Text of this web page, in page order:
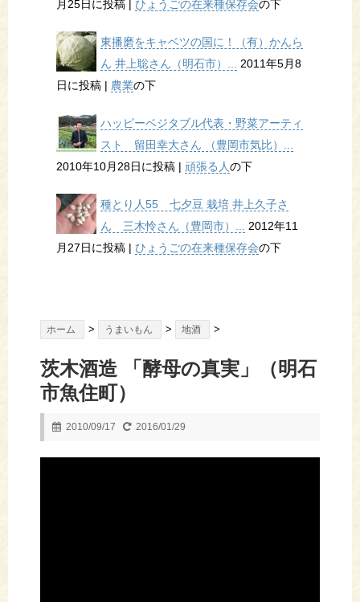
月25日に投稿 | ひょうごの在来種保存会の下
東播磨をキャベツの国に！（有）かんら
ん 井上聡さん（明石市）... 2011年5月8
日に投稿 | 農業の下
ハッピーベジタブル代表・野菜アーティ
スト 留田幸大さん （豊岡市気比）...
2010年10月28日に投稿 | 頑張る人の下
種とり人55 七夕豆 栽培 井上久子さ
ん 三木怜さん（豊岡市）... 2012年11
月27日に投稿 | ひょうごの在来種保存会の下
ホーム > うまいもん > 地酒 >
茨木酒造 「酵母の真実」（明石
市魚住町）
2010/09/17 2016/01/29